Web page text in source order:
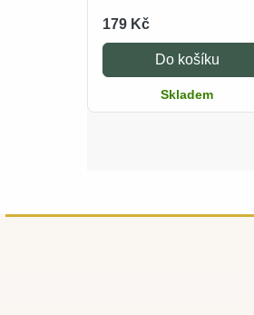
179 Kč
Do košíku
Skladem